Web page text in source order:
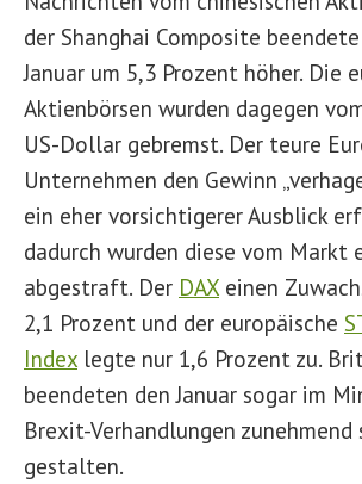
der Shanghai Composite
Januar um 5,3 Prozent höher. Die
Aktienbörsen wurden dagegen
US-Dollar gebremst. Der teure
Unternehmen den Gewinn
ein eher vorsichtigerer Ausblick
dadurch wurden diese vom Markt
abgestraft. Der DAX einen
2,1 Prozent und der europäische
Index legte nur 1,6 Prozent zu.
beendeten den Januar sogar im
Brexit-Verhandlungen zunehmend
gestalten.